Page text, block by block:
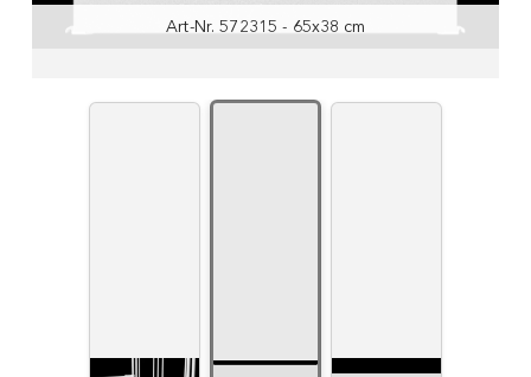
Art-Nr. 572315 - 65x38 cm
Art-Nr. 572335 - 104x38 cm
Art-Nr. 572335 - 104x38 cm